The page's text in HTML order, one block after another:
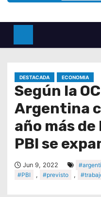
i
DESTACADA ECONOMIA
Según la
Argentina
año más
PBI se
Jun 9, 2022
#PBI
, #previsto ,